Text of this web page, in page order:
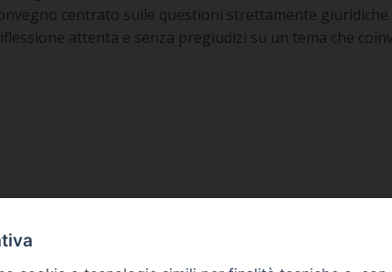
centrato sulle questioni strettamente giuridiche
attenta e senza pregiudizi su un tema che